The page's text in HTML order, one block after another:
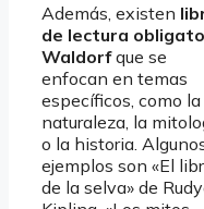
Además, existen
de lectura
Waldorfque se
enfocan en temas
específicos, como la
naturaleza, la
o la historia.
ejemplos son «El
de la selva» de